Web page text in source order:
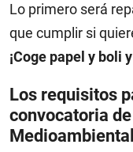
Lo primero será
que cumplir si
¡Coge papel y boli
Los requisitos
convocatoria